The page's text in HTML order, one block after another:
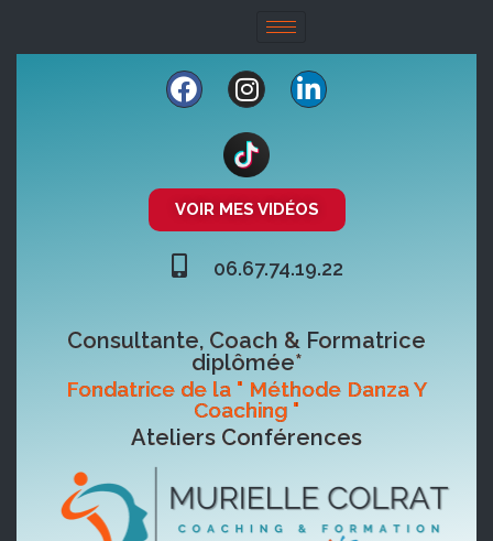
Consultante, Coach & Formatrice
diplômée*
Fondatrice de la " Méthode Danza Y
Coaching "
Ateliers Conférences
VOIR MES VIDÉOS
06.67.74.19.22